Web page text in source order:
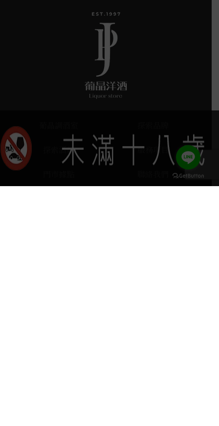
探索酒款 服務項目